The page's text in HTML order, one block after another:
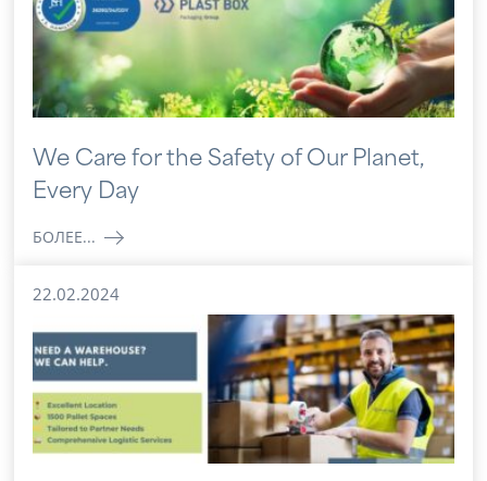
We Care for the Safety of Our Planet,
Every Day
БОЛЕЕ...
22.02.2024